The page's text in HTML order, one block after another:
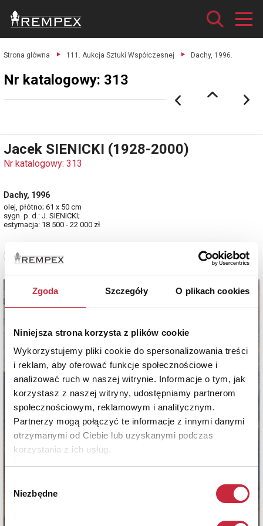
Zgoda Szczegóły O plikach cookies
Niniejsza strona korzysta z plików cookie
Wykorzystujemy pliki cookie do spersonalizowania treści
i reklam, aby oferować funkcje społecznościowe i
analizować ruch w naszej witrynie. Informacje o tym, jak
korzystasz z naszej witryny, udostępniamy partnerom
społecznościowym, reklamowym i analitycznym.
Partnerzy mogą połączyć te informacje z innymi danymi
otrzymanymi od Ciebie lub uzyskanymi podczas
korzystania z ich usług.
zgody
Niezbędne
Strona główna 111. Aukcja Sztuki Współczesnej Dachy, 1996.
Nr katalogowy: 313
Jacek SIENICKI (1928-2000)
Nr katalogowy: 313
Dachy, 1996
olej, płótno; 61 x 50 cm
sygn. p. d.: J. SIENICKI;
estymacja: 18 500 - 22 000 zł
Zobacz pełne informacje